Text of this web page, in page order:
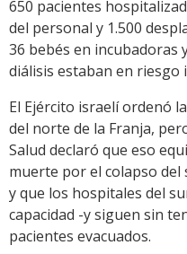
650 pacientes
del personal y 1.500
36 bebés en incubadoras
diálisis estaban en riesgo
El Ejército israelí ordenó
del norte de la Franja,
Salud declaró que eso
muerte por el colapso del
y que los hospitales del
capacidad -y siguen sin
pacientes evacuados.